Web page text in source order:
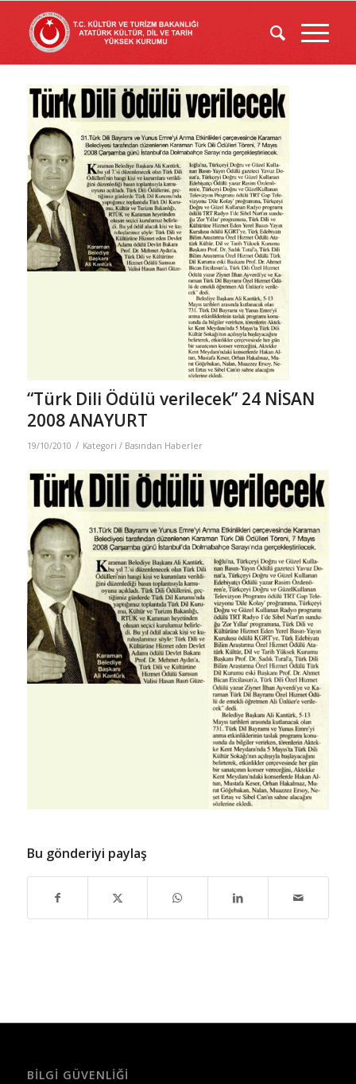
“Türk Dili Ödülü verilecek” 24 NİSAN
2008 ANAYURT
19/10/2010 / Kategori / Basından Haberler
Bu gönderiyi paylaş
BILGI GÜVENLIĞI